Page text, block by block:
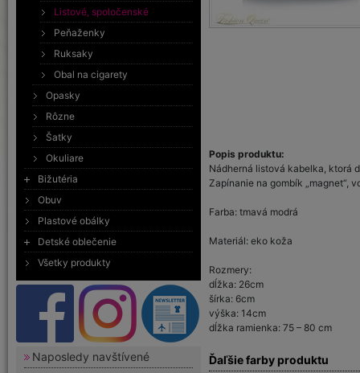
Listové, spoločenské
Peňaženky
Ruksaky
Obal na cigarety
Opasky
Rôzne
Šatky
Okuliare
Bižutéria
Obuv
Plastové obálky
Detské oblečenie
Všetky produkty
Naposledy navštívené
Popis produktu:
Nádherná listová kabelka, ktorá
Zapínanie na gombík „magnet“,
Farba: tmavá modrá
Materiál: eko koža
Rozmery:
dĺžka: 26cm
šírka: 6cm
výška: 14cm
dĺžka ramienka: 75 – 80 cm
Ďaľšie farby produktu